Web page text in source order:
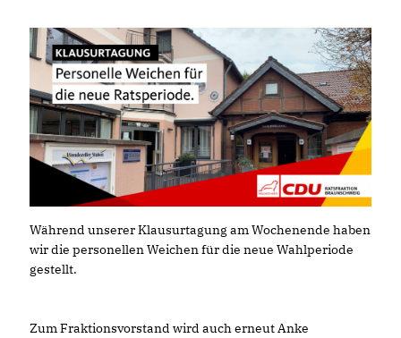
Während unserer Klausurtagung am Wochenende haben
wir die personellen Weichen für die neue Wahlperiode
gestellt.
Zum Fraktionsvorstand wird auch erneut Anke